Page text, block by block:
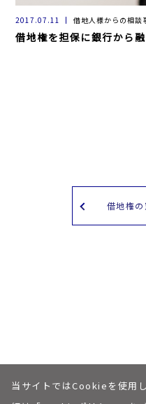
2017.07.11 借地人様からの相談
借地権を担保に銀行から
借地権
© Shinsei Land corp.
当サイトではCookieを使用